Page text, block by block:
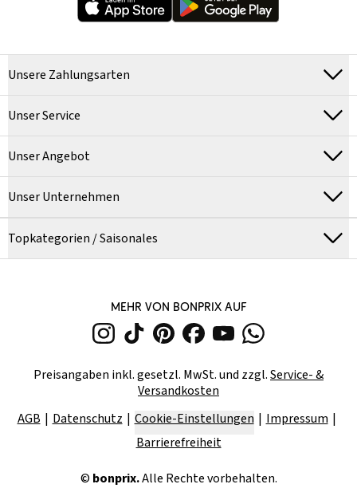
Unsere Zahlungsarten
Unser Service
Unser Angebot
Unser Unternehmen
Topkategorien / Saisonales
MEHR VON BONPRIX AUF
Preisangaben inkl. gesetzl. MwSt. und zzgl.Service- &
Versandkosten
AGB
Datenschutz Cookie-Einstellungen
Impressum
Barrierefreiheit
© bonprix.Alle Rechte vorbehalten.